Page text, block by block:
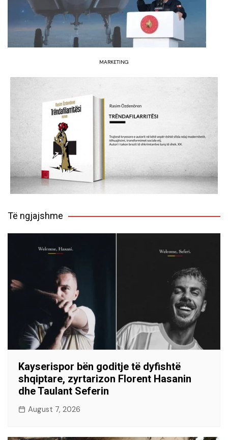
MARKETING
Të ngjajshme
Kayserispor bën goditje të dyfishtë
shqiptare, zyrtarizon Florent Hasanin
dhe Taulant Seferin
August 7, 2026